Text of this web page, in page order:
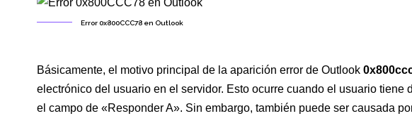
Error 0x800CCC78 en Outlook
Básicamente, el motivo principal de la aparición error de Outlook
electrónico del usuario en el servidor. Esto ocurre cuando el usuario tiene
el campo de «Responder A». Sin embargo, también puede ser causada